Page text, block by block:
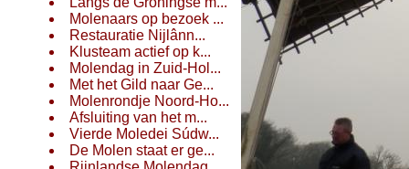
Molenaars op bezoek ...
Restauratie Nijlânn...
Klusteam actief op k...
Molendag in Zuid-Hol...
Met het Gild naar Ge...
Molenrondje Noord-Ho...
Afsluiting van het m...
Vierde Moledei Súdw...
De Molen staat er ge...